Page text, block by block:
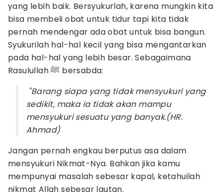
yang lebih baik. Bersyukurlah, karena mungkin kita
bisa membeli obat untuk tidur tapi kita tidak
pernah mendengar ada obat untuk bisa bangun.
Syukurilah hal-hal kecil yang bisa mengantarkan
pada hal-hal yang lebih besar. Sebagaimana
Rasulullah ﷺ bersabda:
"Barang siapa yang tidak mensyukuri yang
sedikit, maka ia tidak akan mampu
mensyukuri sesuatu yang banyak.(HR.
Ahmad)
Jangan pernah engkau berputus asa dalam
mensyukuri Nikmat-Nya. Bahkan jika kamu
mempunyai masalah sebesar kapal, ketahuilah
nikmat Allah sebesar lautan.